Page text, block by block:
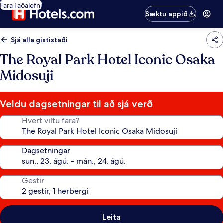
Fara í aðalefni
Sæktu appið
Sjá alla gististaði
The Royal Park Hotel Iconic Osaka
Midosuji
Veldu dagsetningar til að sjá verð
Hvert viltu fara?
Dagsetningar
Gestir
Leita